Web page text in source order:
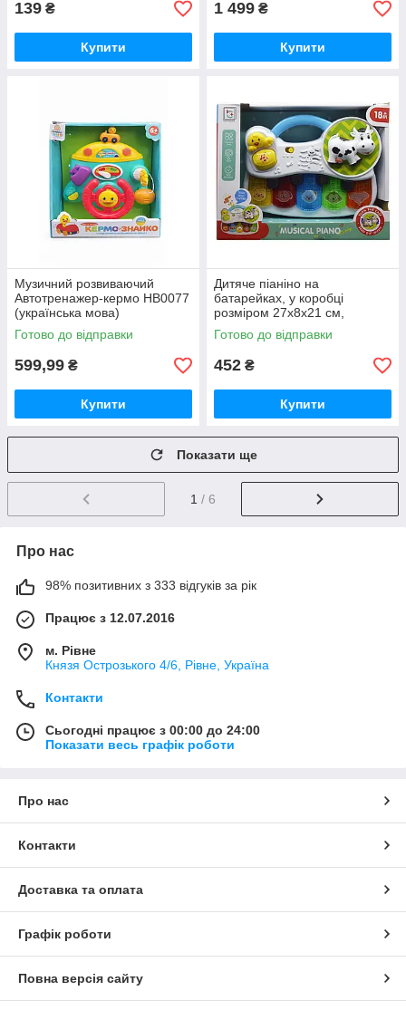
139 ₴
Купити
1 499 ₴
Купити
Музичний розвиваючий
Автотренажер-кермо HB0077
(українська мова)
Готово до відправки
599,99 ₴
Купити
Дитяче піаніно на
батарейках, у коробці
розміром 27x8x21 см,
модель LC81, з музичними
мелодіями та світловими
Готово до відправки
452 ₴
Купити
Показати ще
1 / 6
Про нас
98% позитивних з 333 відгуків за рік
Працює з 12.07.2016
м. Рівне
Князя Острозького 4/6, Рівне, Україна
Контакти
Сьогодні працює з 00:00 до 24:00
Показати весь графік роботи
Про нас
Контакти
Доставка та оплата
Графік роботи
Повна версія сайту